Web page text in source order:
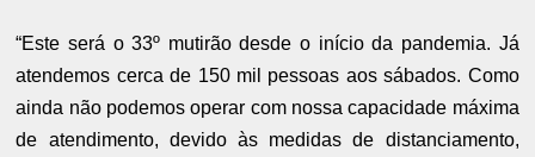
“Este será o 33º mutirão desde o início da pandemia. Já
atendemos cerca de 150 mil pessoas aos sábados. Como
ainda não podemos operar com nossa capacidade máxima
de atendimento, devido às medidas de distanciamento,